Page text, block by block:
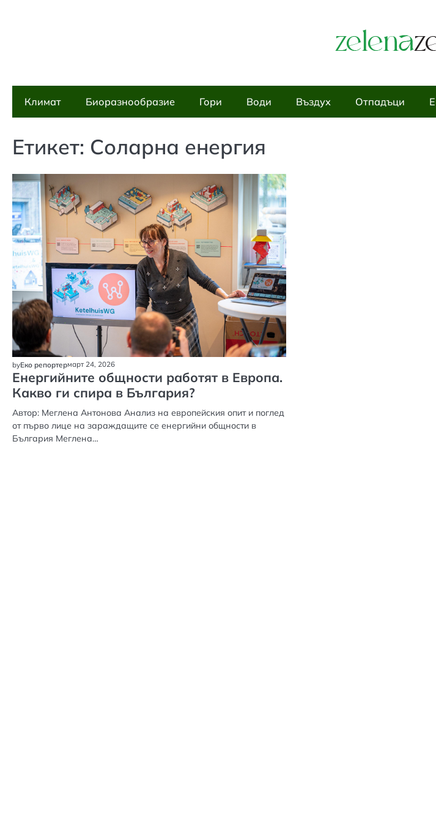
Климат Биоразнообразие Гори Води Въздух Отпадъци
Етикет: Соларна енергия
byЕко репортермарт 24, 2026
Енергийните общности работят в Европа.
Какво ги спира в България?
Автор: Меглена Антонова Анализ на европейския опит и поглед
от първо лице на зараждащите се енергийни общности в
България Меглена…